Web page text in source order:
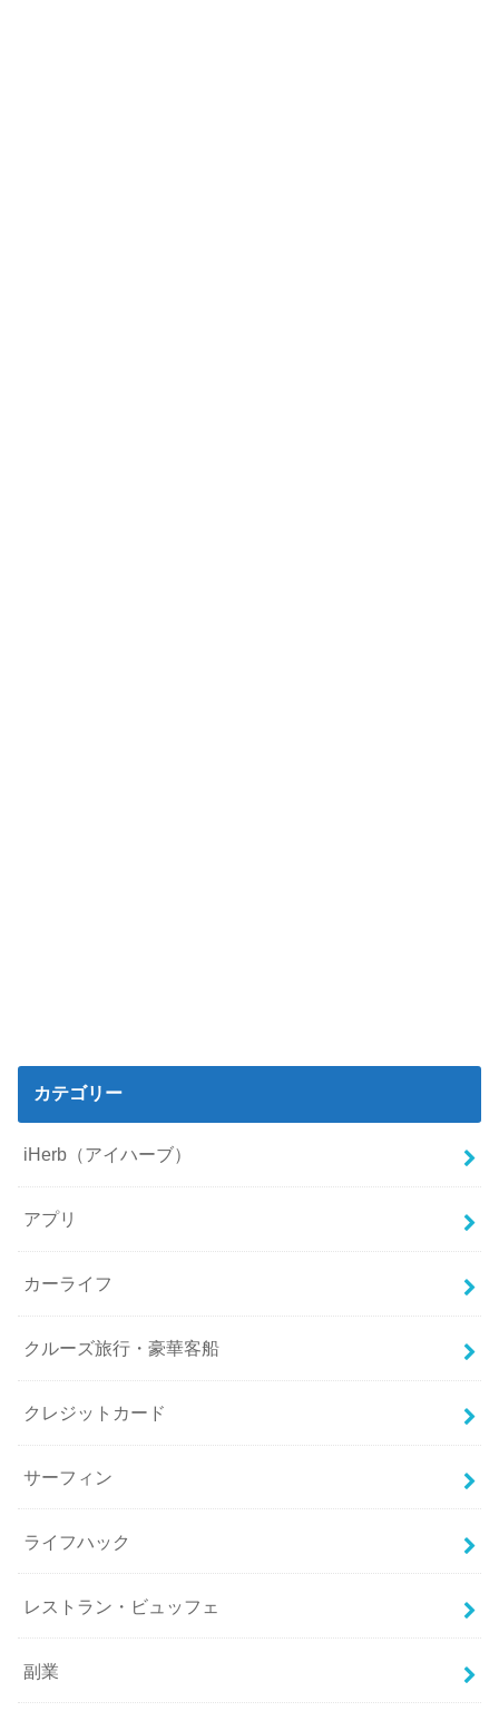
カテゴリー
iHerb（アイハーブ）
アプリ
カーライフ
クルーズ旅行・豪華客船
クレジットカード
サーフィン
ライフハック
レストラン・ビュッフェ
副業